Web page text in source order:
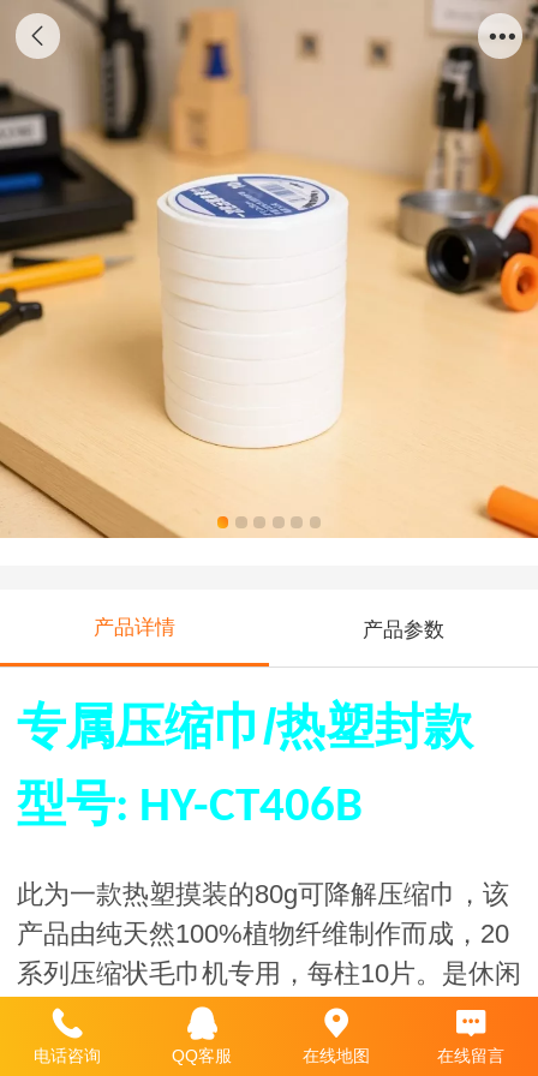
专属压缩巾/406B
产品详情 产品参数
专属压缩巾/热塑封款
型号: HY-CT406B
此为一款热塑摸装的80g可降解压缩巾，该
产品由纯天然100%植物纤维制作而成， 20
系列压缩状毛巾机专用，每柱10片。是休闲
娱乐
高档餐饮、酒店接待、月子中心、
务精英的优选。
电话咨询 QQ客服 在线地图 在线留言